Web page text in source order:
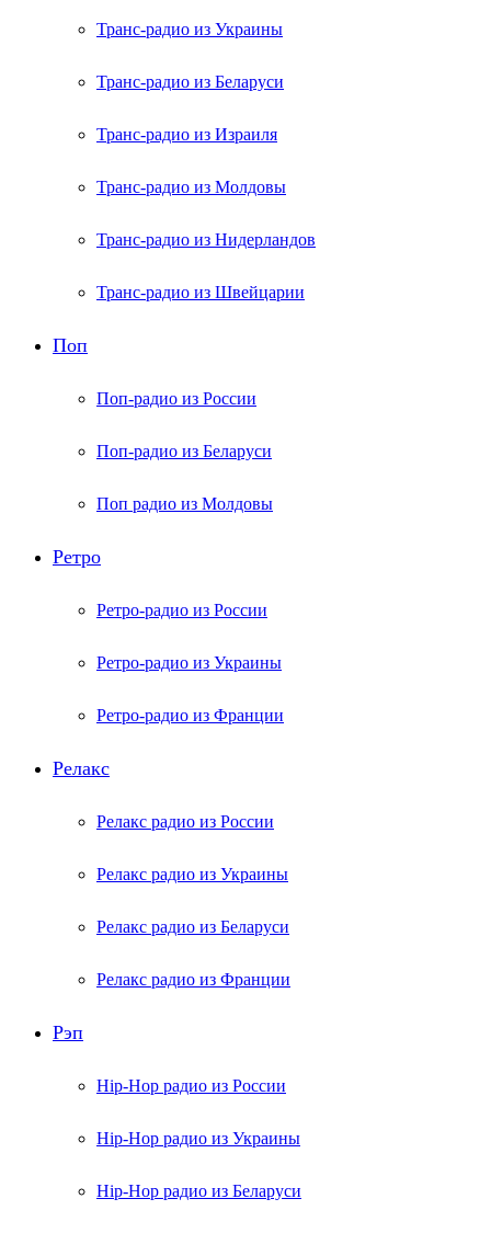
Транс-радио из Украины
Транс-радио из Беларуси
Транс-радио из Израиля
Транс-радио из Молдовы
Транс-радио из Нидерландов
Транс-радио из Швейцарии
Поп
Поп-радио из России
Поп-радио из Беларуси
Поп радио из Молдовы
Ретро
Ретро-радио из России
Ретро-радио из Украины
Ретро-радио из Франции
Релакс
Релакс радио из России
Релакс радио из Украины
Релакс радио из Беларуси
Релакс радио из Франции
Рэп
Hip-Hop радио из России
Hip-Hop радио из Украины
Hip-Hop радио из Беларуси